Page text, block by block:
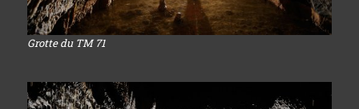
Grotte du TM 71